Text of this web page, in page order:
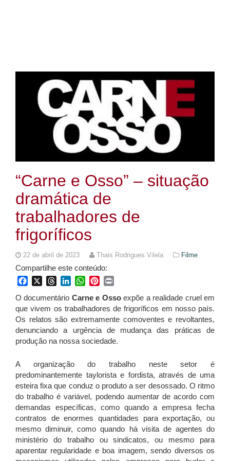
“Carne e Osso” – situação
dramática de
trabalhadores de
frigoríficos
22 de abril de 2023 Thais Rodrigues Vilela Filme
Compartilhe este conteúdo:
FacebookThreadsLinkedInWhatsApp
Pinterest
O documentário Carne e Ossoexpõe a realidade cruel em
que vivem os trabalhadores de frigoríficos em nosso país.
Os relatos são extremamente comoventes e revoltantes,
denunciando a urgência de mudança das práticas de
produção na nossa sociedade.
A organização do trabalho neste setor é
predominantemente taylorista e fordista, através de uma
esteira fixa que conduz o produto a ser desossado. O ritmo
do trabalho é variável, podendo aumentar de acordo com
demandas específicas, como quando a empresa fecha
contratos de enormes quantidades para exportação, ou
mesmo diminuir, como quando há visita de agentes do
ministério do trabalho ou sindicatos, ou mesmo para
aparentar regularidade e boa imagem, sendo diversos os